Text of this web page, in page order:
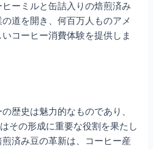
ーミルと缶詰入りの焙煎済み
道を開き、何百万人ものアメ
コーヒー消費体験を提供しま
歴史は魅力的なものであり、
その形成に重要な役割を果たし
済み豆の革新は、コーヒー産